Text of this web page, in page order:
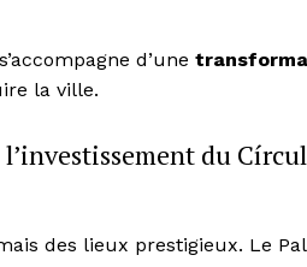
d’une
la ville.
du
des lieux prestigieux. Le